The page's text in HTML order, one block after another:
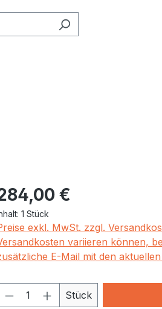
Preis:
€
1 Stück
exkl. MwSt. zzgl.
variieren können,
E-Mail mit den
Produkt Anzahl: Gib
Stück